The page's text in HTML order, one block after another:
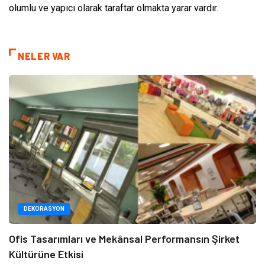
olumlu ve yapıcı olarak taraftar olmakta yarar vardır.
NELER VAR
DEKORASYON
Ofis Tasarımları ve Mekânsal Performansın Şirket
Kültürüne Etkisi